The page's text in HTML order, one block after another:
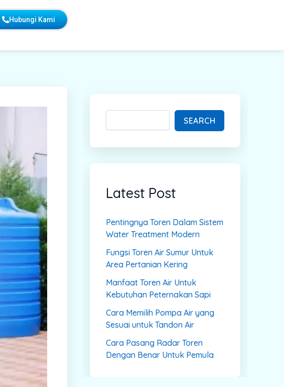
Hubungi Kami
a
c
SEARCH
Latest Post
Pentingnya Toren Dalam Sistem
Water Treatment Modern
Fungsi Toren Air Sumur Untuk
Area Pertanian Kering
Manfaat Toren Air Untuk
Kebutuhan Peternakan Sapi
Cara Memilih Pompa Air yang
Sesuai untuk Tandon Air
Cara Pasang Radar Toren
Dengan Benar Untuk Pemula